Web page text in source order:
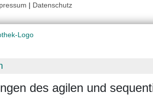
| Datenschutz
des agilen und